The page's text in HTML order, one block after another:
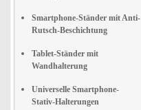
Smartphone-Ständer mit Anti-
Rutsch-Beschichtung
Tablet-Ständer mit
Wandhalterung
Universelle Smartphone-
Stativ-Halterungen